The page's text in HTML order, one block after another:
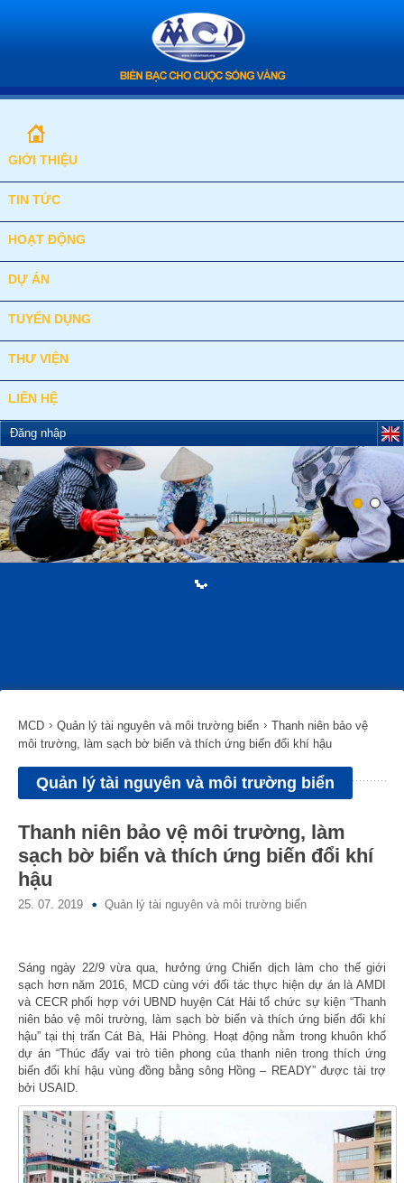
GIỚI THIỆU
TIN TỨC
HOẠT ĐỘNG
DỰ ÁN
TUYỂN DỤNG
THƯ VIỆN
LIÊN HỆ
Đăng nhập
MCD Quản lý tài nguyên và môi trường biển
Thanh niên bảo vệ
môi trường, làm sạch bờ biển và thích ứng biến đổi khí hậu
Quản lý tài nguyên và môi trường biển
Thanh niên bảo vệ môi trường, làm
sạch bờ biển và thích ứng biến đổi khí
hậu
25. 07. 2019 Quản lý tài nguyên và môi trường biển
Sáng ngày 22/9 vừa qua, hưởng ứng Chiến dịch làm cho thế giới
sạch hơn năm 2016, MCD cùng với đối tác thực hiện dự án là AMDI
và CECR phối hợp với UBND huyện Cát Hải tổ chức sự kiện “Thanh
niên bảo vệ môi trường, làm sạch bờ biển và thích ứng biến đổi khí
hậu” tại thị trấn Cát Bà, Hải Phòng. Hoạt động nằm trong khuôn khổ
dự án “Thúc đẩy vai trò tiên phong của thanh niên trong thích ứng
biến đổi khí hậu vùng đồng bằng sông Hồng – READY” được tài trợ
bởi USAID.